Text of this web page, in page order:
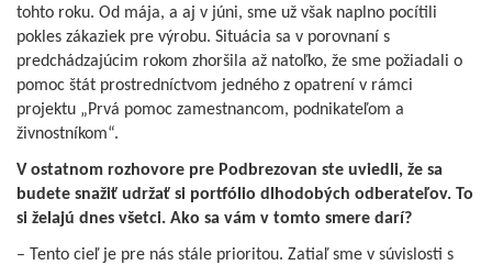
tohto roku. Od mája, a aj v júni, sme už však naplno pocítili
pokles zákaziek pre výrobu. Situácia sa v porovnaní s
predchádzajúcim rokom zhoršila až natoľko, že sme požiadali o
pomoc štát prostredníctvom jedného z opatrení v rámci
projektu „Prvá pomoc zamestnancom, podnikateľom a
živnostníkom“.
V ostatnom rozhovore pre Podbrezovan ste uviedli, že sa
budete snažiť udržať si portfólio dlhodobých odberateľov. To
si želajú dnes všetci. Ako sa vám v tomto smere darí?
– Tento cieľ je pre nás stále prioritou. Zatiaľ sme v súvislosti s